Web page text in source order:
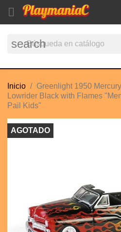

search
Inicio
Greenlight 1950
Lowrider Black with Flames
Pail Kids"
AGOTADO